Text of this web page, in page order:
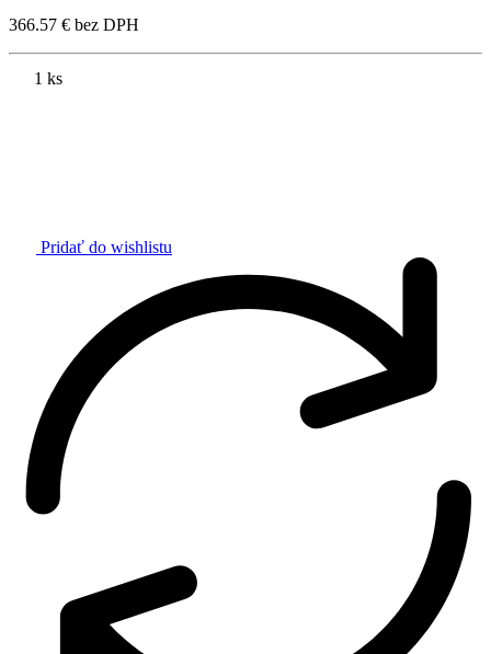
366.57 € bez DPH
1 ks
Pridať do wishlistu